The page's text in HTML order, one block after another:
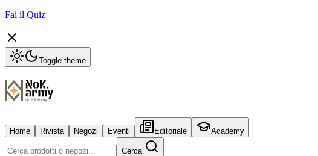
Fai il Quiz
Toggle theme
Home Rivista Negozi Eventi Editoriale Academy
Cerca